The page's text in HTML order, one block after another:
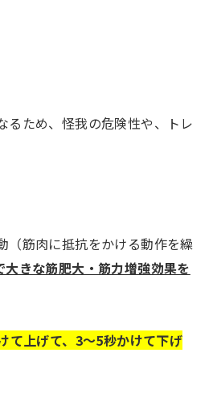
るため、怪我の危険性や、トレ
（筋肉に抵抗をかける動作を繰
きな筋肥大・筋力増強効果を
て上げて、3～5秒かけて下げ